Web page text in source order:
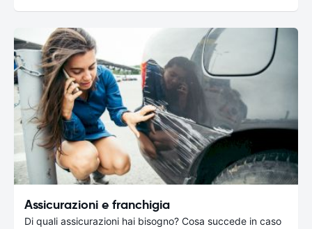
Assicurazioni e franchigia
Di quali assicurazioni hai bisogno? Cosa succede in caso